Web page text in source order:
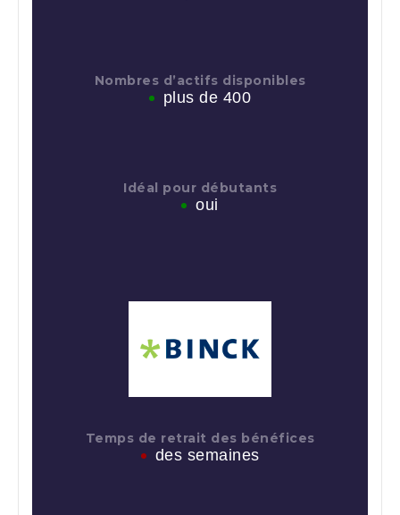
Nombres d’actifs disponibles
plus de 400
Idéal pour débutants
oui
Temps de retrait des bénéfices
des semaines